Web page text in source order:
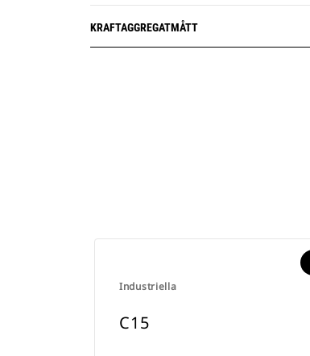
KRAFTAGGREGATMÅTT
Industriella
C15